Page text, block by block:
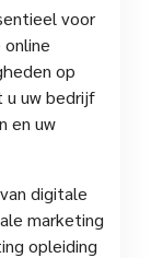
voor
op
u uw bedrijf
en uw
digitale
marketing
opleiding